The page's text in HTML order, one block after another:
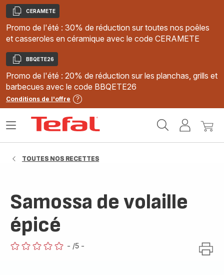
Copier
CERAMETE
Promo de l'été : 30% de réduction sur toutes nos poêles
et casseroles en céramique avec le code CERAMETE
Copier
BBQETE26
Promo de l'été : 20% de réduction sur les planchas, grills et
barbecues avec le code BBQETE26
Conditions de l'offre
MonMon
Ouvrir
TOUTES NOS RECETTES
Samossa de volaille
épicé
- /5 -